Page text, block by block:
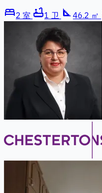
bed2 室 bathtub1 卫 square_foot 46.2 ㎡